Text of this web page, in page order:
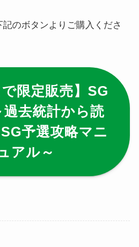
のボタンよりご購入くださ
で限定販売】SG
過去統計から読
予選攻略マニ
アル～